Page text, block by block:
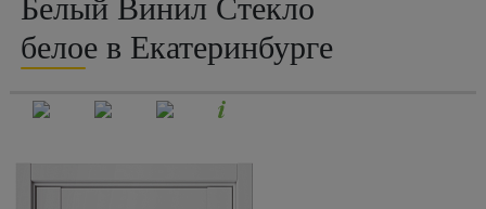
Белый Винил Стекло
белое в Екатеринбурге